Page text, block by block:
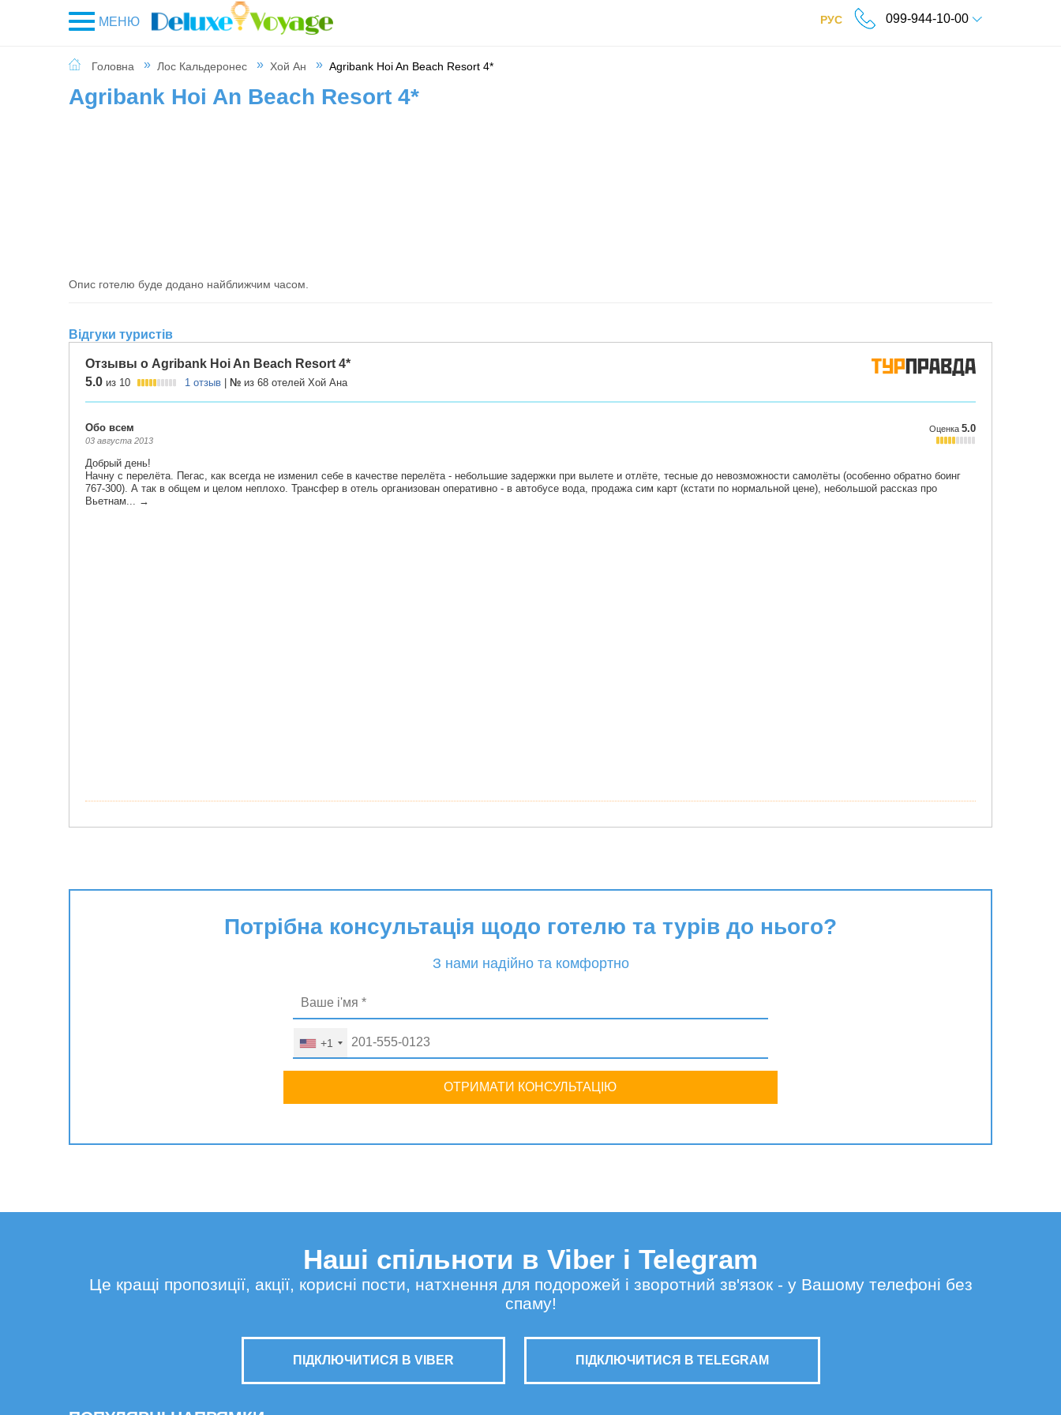
МЕНЮ 099-944-10-00
РУС
Головна Лос Кальдеронес Хой Ан Agribank Hoi An Beach Resort 4*
Agribank Hoi An Beach Resort 4*
Опис готелю буде додано найближчим часом.
Відгуки туристів
Потрібна консультація щодо готелю та турів до нього?
З нами надійно та комфортно
+1
ОТРИМАТИ КОНСУЛЬТАЦІЮ
Наші спільноти в Viber і Telegram
Це кращі пропозиції, акції, корисні пости, натхнення для подорожей і зворотний зв'язок - у Вашому телефоні без
спаму!
ПІДКЛЮЧИТИСЯ В VIBER ПІДКЛЮЧИТИСЯ В TELEGRAM